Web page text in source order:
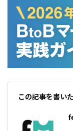
この記事を書い